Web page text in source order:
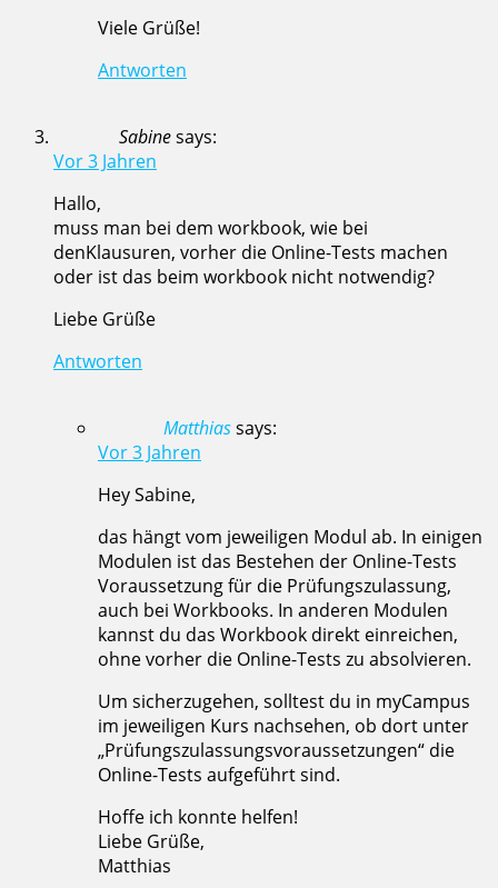
Viele Grüße!
Antworten
Sabinesays:
Vor 3 Jahren
Hallo,
muss man bei dem workbook, wie bei
denKlausuren, vorher die Online-Tests machen
oder ist das beim workbook nicht notwendig?
Liebe Grüße
Antworten
Matthiassays:
Vor 3 Jahren
Hey Sabine,
das hängt vom jeweiligen Modul ab. In einigen
Modulen ist das Bestehen der Online-Tests
Voraussetzung für die Prüfungszulassung,
auch bei Workbooks. In anderen Modulen
kannst du das Workbook direkt einreichen,
ohne vorher die Online-Tests zu absolvieren.
Um sicherzugehen, solltest du in myCampus
im jeweiligen Kurs nachsehen, ob dort unter
„Prüfungszulassungsvoraussetzungen“ die
Online-Tests aufgeführt sind.
Hoffe ich konnte helfen!
Liebe Grüße,
Matthias